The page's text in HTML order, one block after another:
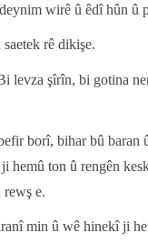
wirê û êdî hûn û
rê dikişe.
şîrîn, bi gotina
borî, bihar bû baran
hemû ton û rengên
e.
min û wê hinekî ji